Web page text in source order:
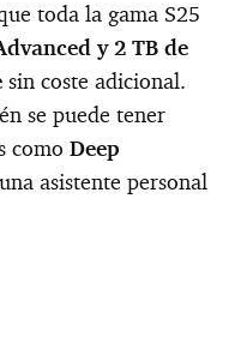
toda la gama S25
y 2 TB de
sin coste adicional.
se puede tener
como Deep
asistente personal